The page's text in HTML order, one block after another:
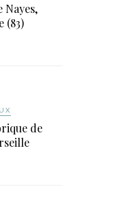
Nayes,
(83)
de